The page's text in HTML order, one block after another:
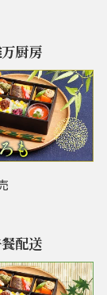
厨房
配送